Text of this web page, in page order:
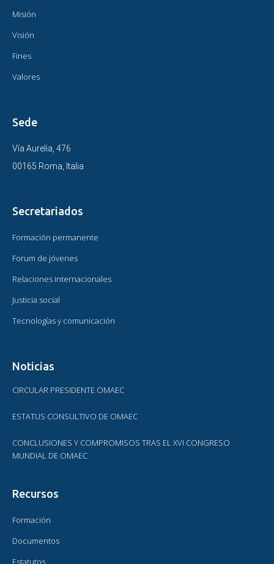
Misión
Visión
Fines
Valores
Sede
Vía Aurelia, 476
00165 Roma, Italia
Secretariados
Formación permanente
Forum de jóvenes
Relaciones internacionales
Justicia social
Tecnologías y comunicación
Noticias
CIRCULAR PRESIDENTE OMAEC
ESTATUS CONSULTIVO DE OMAEC
CONCLUSIONES Y COMPROMISOS TRAS EL XVI CONGRESO
MUNDIAL DE OMAEC
Recursos
Formación
Documentos
Estatutos